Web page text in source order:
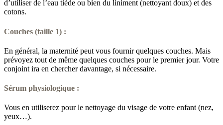
d’utiliser de l’eau tiède ou bien du liniment (nettoyant doux) et des
cotons.
Couches (taille 1) :
En général, la maternité peut vous fournir quelques couches. Mais
prévoyez tout de même quelques couches pour le premier jour. Votre
conjoint ira en chercher davantage, si nécessaire.
Sérum physiologique :
Vous en utiliserez pour le nettoyage du visage de votre enfant (nez,
yeux…).